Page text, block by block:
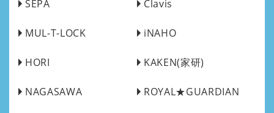
SEPA Clavis
MUL-T-LOCK iNAHO
HORI KAKEN(家研)
NAGASAWA ROYAL★GUARDIAN